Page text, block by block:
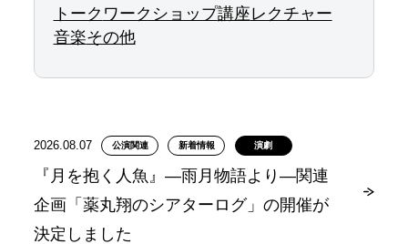
トーク ワークショップ講座レクチャー
音楽その他
2026.08.07 公演関連 新着情報 演劇
『月を抱く人魚』―雨月物語より―関連
企画「薬丸翔のシアターログ」の開催が
決定しました